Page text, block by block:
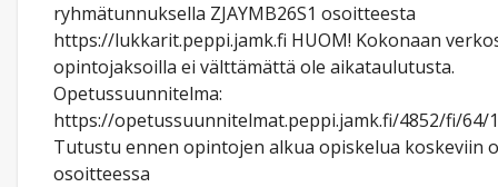
ryhmätunnuksella ZJAYMB26S1 osoitteesta
https://lukkarit.peppi.jamk.fi HUOM! Kokonaan
opintojaksoilla ei välttämättä ole aikataulutusta.
Opetussuunnitelma:
https://opetussuunnitelmat.peppi.jamk.fi/4852/fi/64/
Tutustu ennen opintojen alkua opiskelua koskeviin
osoitteessa